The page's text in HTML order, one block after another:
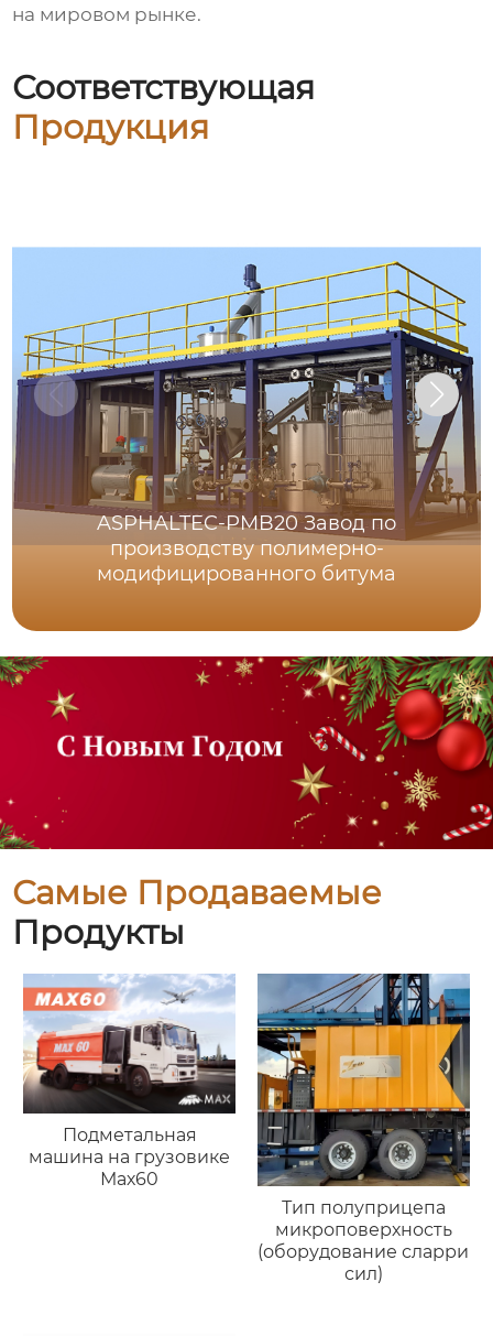
на мировом рынке.
Соответствующая
Продукция
ASPHALTEC-PMB20 Завод по
производству полимерно-
модифицированного битума
Самые Продаваемые
Продукты
Подметальная
машина на грузовике
Мах60
Тип полуприцепа
микроповерхность
(оборудование сларри
сил)